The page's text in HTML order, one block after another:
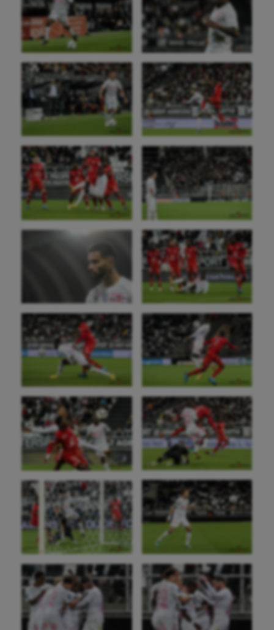
Longue paume
Moto
Natation
Natation artistique
Omnisports
Paddle
Parkour
Patinage artistique
Pétanque
Plongée
Randonnée / Marche
Roller-derby
Sarbacane
Sauvetage sportif
Sport adapté
Sport handicap
Sport santé
Sport-entreprise
Sport-santé
Tir
Tir à l'arc
Triathlon
Ultimate frisbee
UNSS
Voile